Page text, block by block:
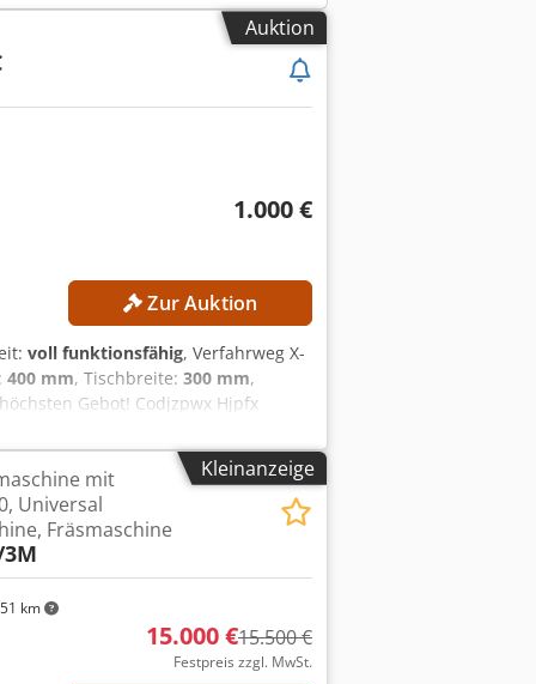
Auktion
1.000 €
Zur Auktion
voll funktionsfähig, Verfahrweg X-
400 mm, Tischbreite: 300 mm,
Gebot! Codjzpwx Hjpfx
Y-Achse: 400 mm Verfahrweg Z-
2 x 6
Kleinanzeige
km
mit
Universal
Fräsmaschine
3M
15.000 €15.500 €
Festpreis zzgl. MwSt.